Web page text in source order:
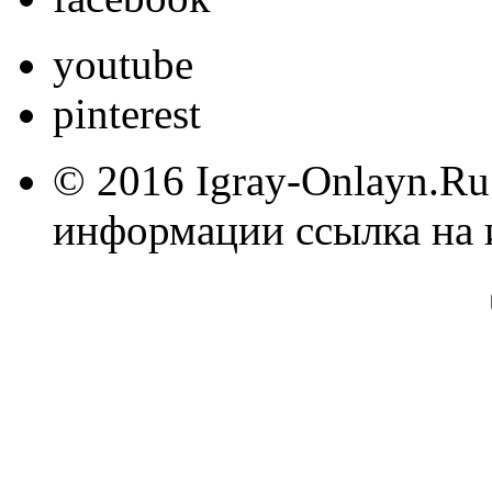
youtube
pinterest
© 2016 Igray-
информации ссылка на